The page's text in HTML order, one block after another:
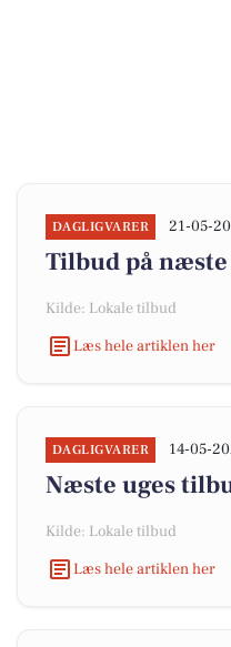
DAGLIGVARER 21-05-
Tilbud på
Kilde: Lokale tilbud
Læs hele artiklen her
DAGLIGVARER 14-05-
Næste uges
Kilde: Lokale tilbud
Læs hele artiklen her